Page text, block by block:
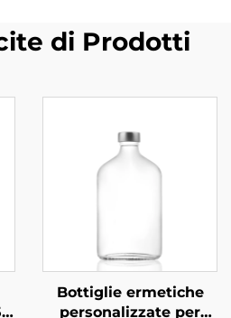
di Prodotti
Bottiglie ermetiche
personalizzate per